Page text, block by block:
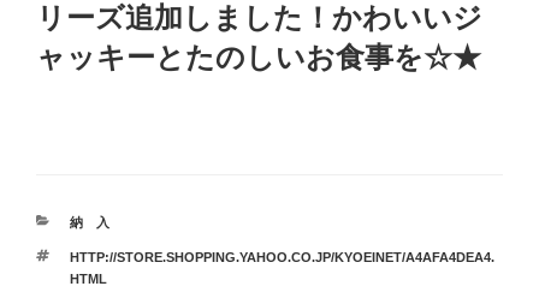
リーズ追加しました！かわいいジ
ャッキーとたのしいお食事を☆★
カ
ゴ
リ
納 入
タ
グ
HTTP://STORE.SHOPPING.YAHOO.CO.JP/KYOEINET/A4AFA4DEA4.
HTML